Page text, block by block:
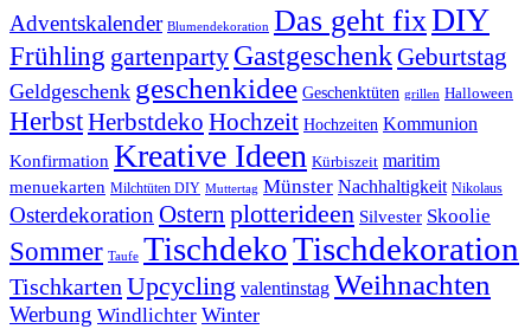
Adventskalender Blumendekoration Das geht fixDIY
Frühling gartenparty GastgeschenkGeburtstag
Geldgeschenk geschenkidee Geschenktüten grillen Halloween
HerbstHerbstdeko Hochzeit Hochzeiten Kommunion
Konfirmation Kreative Ideen Kürbiszeit maritim
menuekarten Milchtüten DIY Muttertag Münster Nachhaltigkeit Nikolaus
OsterdekorationOstern plotterideen Silvester Skoolie
Sommer Taufe TischdekoTischdekoration
Tischkarten Upcycling valentinstag Weihnachten
Werbung Windlichter Winter